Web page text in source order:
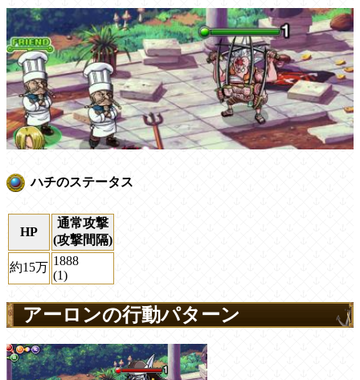
ハチのステータス
HP
通常攻撃
(攻撃間隔)
約15万 1888
(1)
アーロンの行動パターン